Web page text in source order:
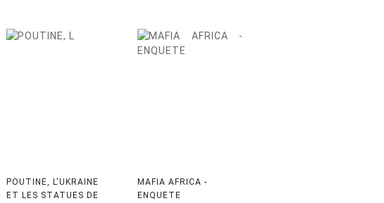
POUTINE, L'UKRAINE
ET LES STATUES DE
MAFIA AFRICA -
ENQUETE